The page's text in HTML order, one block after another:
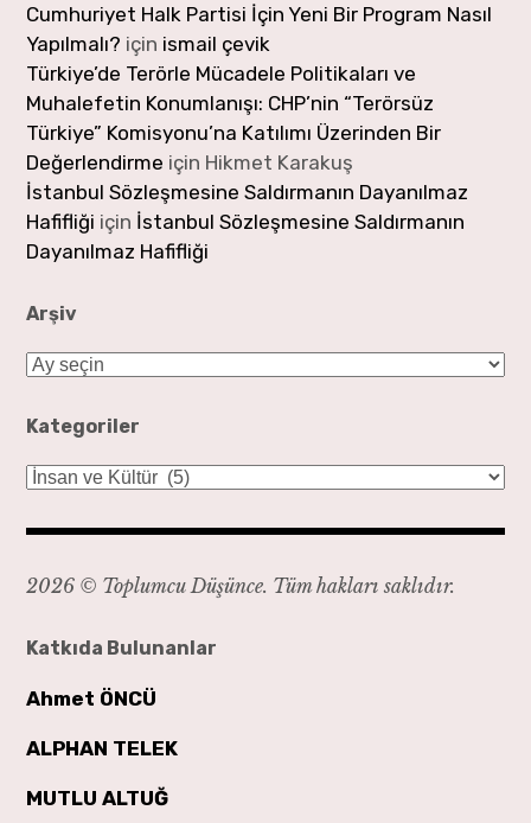
Cumhuriyet Halk Partisi İçin Yeni Bir Program Nasıl
Yapılmalı? için ismail çevik
Türkiye’de Terörle Mücadele Politikaları ve
Muhalefetin Konumlanışı: CHP’nin “Terörsüz
Türkiye” Komisyonu’na Katılımı Üzerinden Bir
Değerlendirme için Hikmet Karakuş
İstanbul Sözleşmesine Saldırmanın Dayanılmaz
Hafifliği için İstanbul Sözleşmesine Saldırmanın
Dayanılmaz Hafifliği
Arşiv
Arşiv
Kategoriler
Kategoriler
2026 © Toplumcu Düşünce. Tüm hakları saklıdır.
Katkıda Bulunanlar
Ahmet ÖNCÜ
ALPHAN TELEK
MUTLU ALTUĞ